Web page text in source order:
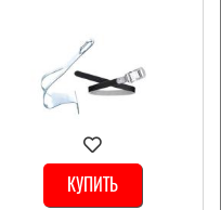
КУПИТЬ